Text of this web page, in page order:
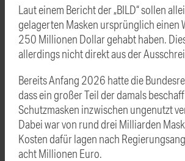
Laut einem Bericht der „BILD“ sollen
gelagerten Masken ursprünglich einen
250 Millionen Dollar gehabt haben.
allerdings nicht direkt aus der
Bereits Anfang 2026 hatte die
dass ein großer Teil der damals
Schutzmasken inzwischen ungenutzt
Dabei war von rund drei Milliarden
Kosten dafür lagen nach
acht Millionen Euro.